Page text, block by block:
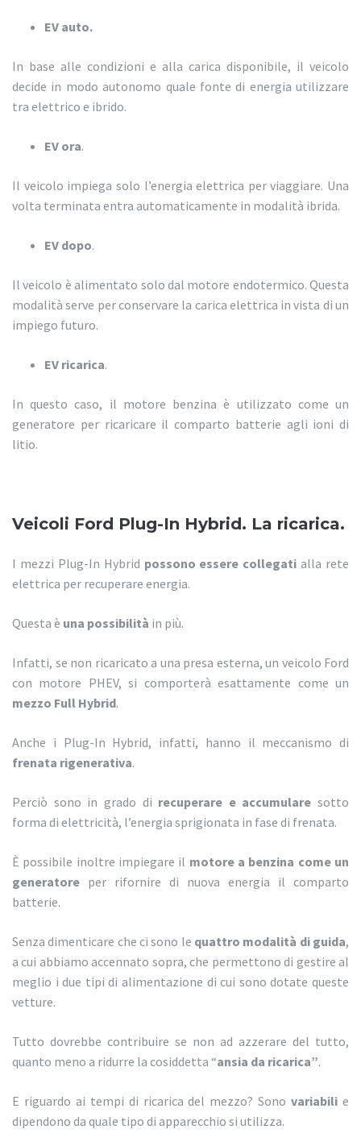
EV auto.
In base alle condizioni e alla carica disponibile, il veicolo
decide in modo autonomo quale fonte di energia utilizzare
tra elettrico e ibrido.
EV ora.
Il veicolo impiega solo l’energia elettrica per viaggiare. Una
volta terminata entra automaticamente in modalità ibrida.
EV dopo.
Il veicolo è alimentato solo dal motore endotermico. Questa
modalità serve per conservare la carica elettrica in vista di un
impiego futuro.
EV ricarica.
In questo caso, il motore benzina è utilizzato come un
generatore per ricaricare il comparto batterie agli ioni di
litio.
Veicoli Ford Plug-In Hybrid. La ricarica.
I mezzi Plug-In Hybrid possono essere collegati alla rete
elettrica per recuperare energia.
Questa è una possibilità in più.
Infatti, se non ricaricato a una presa esterna, un veicolo Ford
con motore PHEV, si comporterà esattamente come un
mezzo Full Hybrid.
Anche i Plug-In Hybrid, infatti, hanno il meccanismo di
frenata rigenerativa.
Perciò sono in grado di recuperare e accumulare sotto
forma di elettricità, l’energia sprigionata in fase di frenata.
È possibile inoltre impiegare il motore a benzina come un
generatore per rifornire di nuova energia il comparto
batterie.
Senza dimenticare che ci sono le quattro modalità di guida,
a cui abbiamo accennato sopra, che permettono di gestire al
meglio i due tipi di alimentazione di cui sono dotate queste
vetture.
Tutto dovrebbe contribuire se non ad azzerare del tutto,
quanto meno a ridurre la cosiddetta “ansia da ricarica”.
E riguardo ai tempi di ricarica del mezzo? Sonovariabili e
dipendono da quale tipo di apparecchio si utilizza.